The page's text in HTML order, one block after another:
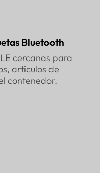
Bluetooth
cercanas para
artículos de
contenedor.